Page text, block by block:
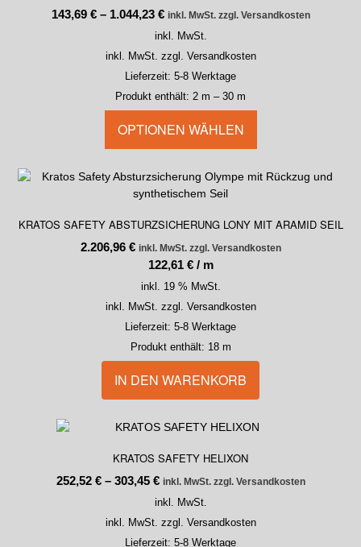
143,69 €– 1.044,23 € inkl. MwSt. zzgl. Versandkosten
inkl. MwSt.
inkl. MwSt. zzgl. Versandkosten
Lieferzeit: 5-8 Werktage
Produkt enthält: 2 m – 30 m
OPTIONEN WÄHLEN
KRATOS SAFETY ABSTURZSICHERUNG LONY MIT ARAMID SEIL
2.206,96 € inkl. MwSt. zzgl. Versandkosten
122,61 €/ m
inkl. 19 % MwSt.
inkl. MwSt. zzgl. Versandkosten
Lieferzeit: 5-8 Werktage
Produkt enthält: 18 m
IN DEN WARENKORB
KRATOS SAFETY HELIXON
252,52 €– 303,45 € inkl. MwSt. zzgl. Versandkosten
inkl. MwSt.
inkl. MwSt. zzgl. Versandkosten
Lieferzeit: 5-8 Werktage